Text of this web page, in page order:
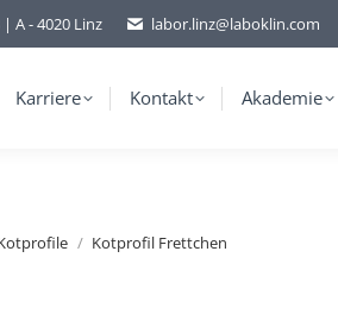
A - 4020 Linz labor.linz@laboklin.com
Karriere Kontakt Akademie
Kotprofil Frettchen